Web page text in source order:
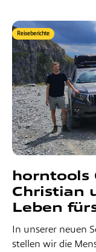
Reiseberichte
horntools
Christian
Leben
In unserer neuen
stellen wir die